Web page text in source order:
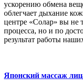
ускорению обмена
облегчает дыхание
центре «Солар» вы не
процесса, но и по
результат работы
Японский массаж